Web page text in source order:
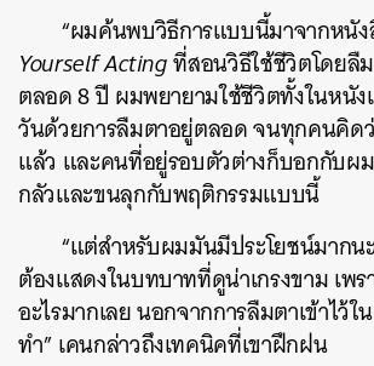
“ผมค้นพบวิธีการแบบนี้มาจากหนั
Yourself Actingที่สอนวิธีใช้ชีวิตโดยลื
ตลอด 8 ปี ผมพยายามใช้ชีวิตทั้งในหนัง
วันด้วยการลืมตาอยู่ตลอด จนทุกคนคิด
แล้ว และคนที่อยู่รอบตัวต่างก็บอกกับผ
กลัวและขนลุกกับพฤติกรรมแบบนี้
“แต่สำหรับผมมันมีประโยชน์มากน
ต้องแสดงในบทบาทที่ดูน่าเกรงขาม เพ
อะไรมากเลย นอกจากการลืมตาเข้าไว้
ทำ” เคนกล่าวถึงเทคนิคที่เขาฝึกฝน
ค้นหา
SHARE TWEET LINE